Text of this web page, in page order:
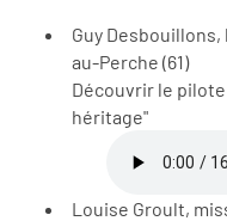
Guy
au-Perche (61)
Découvrir le
héritage"
Louise Groult,